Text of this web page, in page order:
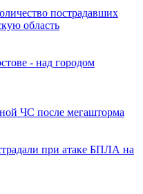
пострадавших
область
- над городом
ЧС после мегашторма
при атаке БПЛА на